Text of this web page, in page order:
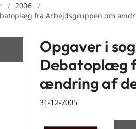
2006
fra Arbejdsgruppen om
Opgaver i
Debatoplæg
ændring af
31-12-2005